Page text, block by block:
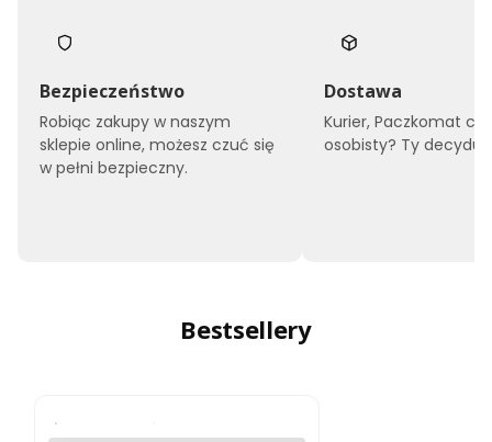
Bezpieczeństwo
Robiąc zakupy w naszym
sklepie online, możesz czuć się
w pełni bezpieczny.
Dostawa
Kurier, Paczkomat
osobisty? Ty
Bestsellery